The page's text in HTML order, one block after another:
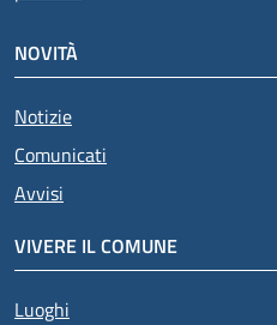
NOVITÀ
Notizie
Comunicati
Avvisi
VIVERE IL COMUNE
Luoghi